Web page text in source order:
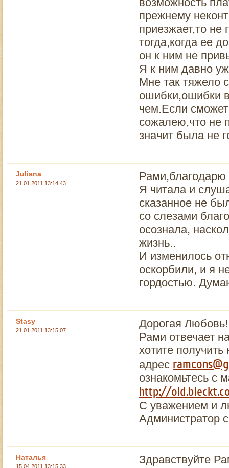
прежнему
приезжает,то не
тогда,когда ее
он к ним не
Я к ним давно
Мне так тяжело
ошибки,ошибки
чем.Если
сожалею,что не
значит была не
Juliana
21.01.2011 13:14:43
Рами,благодарю
Я читала и
сказанное не
со слезами
осознала,
жизнь..
И изменилось
оскорбили, и я
гордостью.
Stasy
21.01.2011 13:15:07
Дорогая Любовь!
Рами отвечает
хотите
адрес
ознакомьтесь с
http://
С уважением и
Администратор
Наталья
15.04.2011 13:15:33
Здравствуйте